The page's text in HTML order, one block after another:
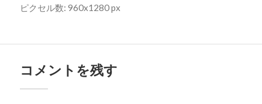
ピクセル数: 960x1280 px
コメントを残す